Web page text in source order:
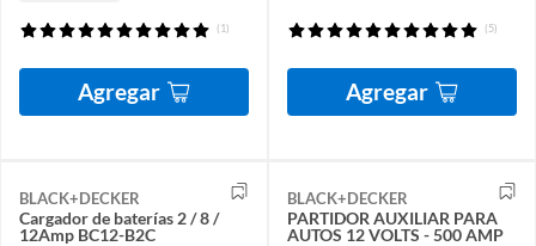
(1)
Agregar
(5)
Agregar
BLACK+DECKER
Cargador de baterías 2 / 8 /
12Amp BC12-B2C
BLACK+DECKER
PARTIDOR AUXILIAR PARA
AUTOS 12 VOLTS - 500 AMP